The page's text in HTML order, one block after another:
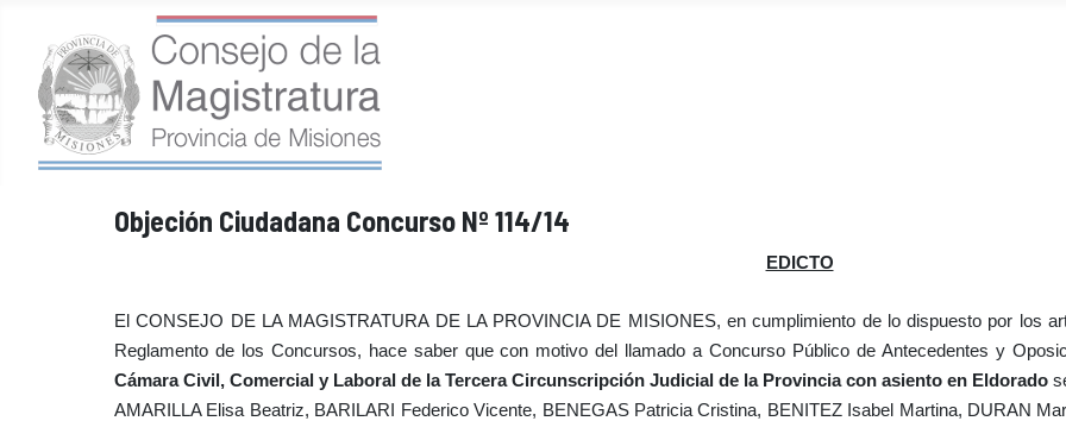
Objeción Ciudadana Concurso Nº 114/14
EDICTO
El CONSEJO DE LA MAGISTRATURA DE LA PROVINCIA DE MISIONES, en cumplimiento de lo dispuesto por los
Reglamento de los Concursos, hace saber que con motivo del llamado a Concurso Público de Antecedentes y
Cámara Civil, Comercial y Laboral de la Tercera Circunscripción Judicial de la Provincia con asiento en Eldorado
AMARILLA Elisa Beatriz, BARILARI Federico Vicente, BENEGAS Patricia Cristina, BENITEZ Isabel Martina, DURAN